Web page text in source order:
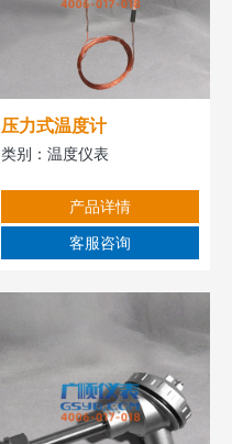
压力式温度计
类别：温度仪表
产品详情
客服咨询